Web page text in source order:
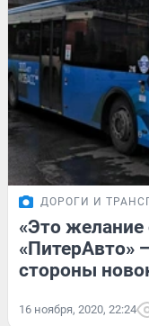
ДОРОГИ И
«Это желание
«ПитерАвто»
стороны
16 ноября, 2020, 22:24